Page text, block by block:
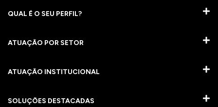
QUAL É O SEU PERFIL?
ATUAÇÃO POR SETOR
ATUAÇÃO INSTITUCIONAL
SOLUÇÕES DESTACADAS